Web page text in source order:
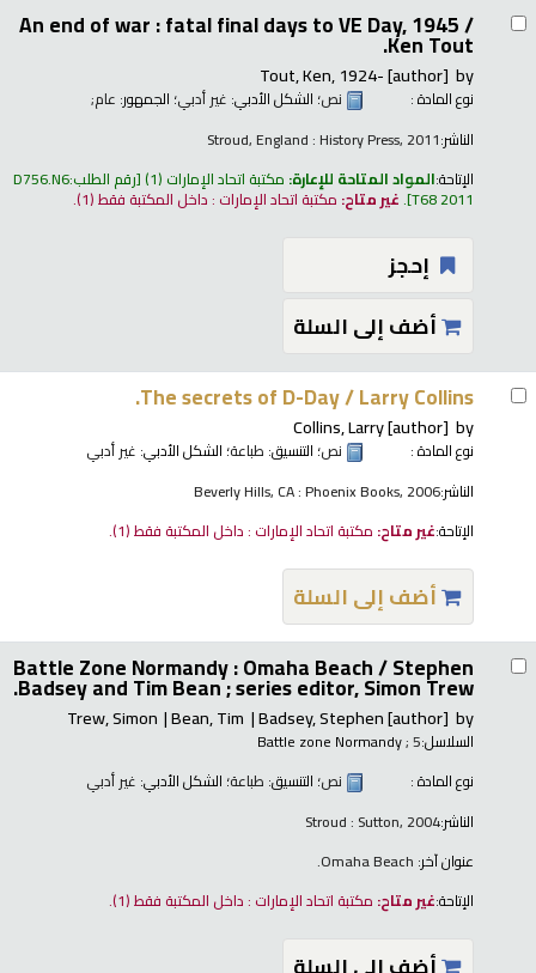
An end of war : fatal final days to VE Day, 1945 /
Ken Tout.
by
Tout, Ken, 1924-[author]
نوع المادة : نص؛ الشكل الأدبي: غير أدبي؛ الجمهور: عام;
الناشر:Stroud, England : History Press, 2011
الإتاحة:المواد المتاحة للإعارة: مكتبة اتحاد الإمارات (1) رقم الطلب:D756.N6
T68 2011
.غير متاح: مكتبة اتحاد الإمارات : داخل المكتبة فقط(1).
إحجز
أضف إلى السلة
The secrets of D-Day /Larry Collins.
by
Collins, Larry[author]
نوع المادة : نص؛ التنسيق: طباعة؛ الشكل الأدبي: غير أدبي
الناشر:Beverly Hills, CA : Phoenix Books, 2006
الإتاحة:غير متاح: مكتبة اتحاد الإمارات : داخل المكتبة فقط(1).
أضف إلى السلة
Battle Zone Normandy : Omaha Beach /Stephen
Badsey and Tim Bean ; series editor, Simon Trew.
by
Badsey, Stephen[author]
Bean, Tim
Trew, Simon
السلاسل: Battle zone Normandy; 5
نوع المادة :
نص؛ التنسيق: طباعة؛ الشكل الأدبي: غير أدبي
الناشر:Stroud : Sutton, 2004
عنوان آخر: Omaha Beach.
الإتاحة:غير متاح: مكتبة اتحاد الإمارات : داخل المكتبة فقط(1).